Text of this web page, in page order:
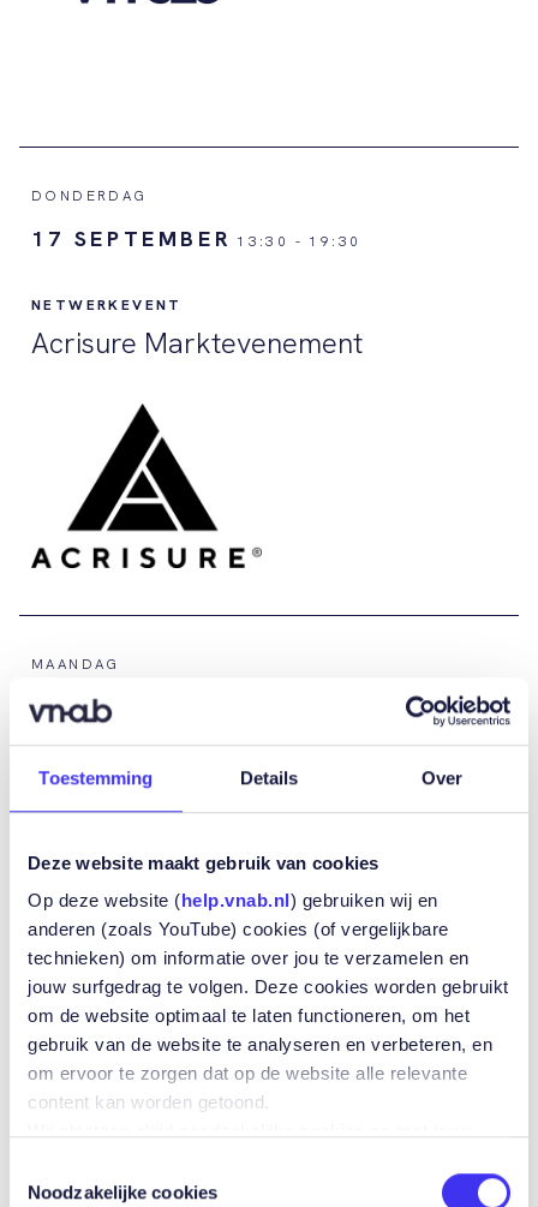
Toestemming Details Over
Deze website maakt gebruik van cookies
Op deze website (help.vnab.nl) gebruiken wij en
anderen (zoals YouTube) cookies (of vergelijkbare
technieken) om informatie over jou te verzamelen en
jouw surfgedrag te volgen. Deze cookies worden gebruikt
om de website optimaal te laten functioneren, om het
gebruik van de website te analyseren en verbeteren, en
om ervoor te zorgen dat op de website alle relevante
content kan worden getoond.
cookies die jouw voorkeuren bijhouden, analytische
Noodzakelijke cookies
DONDERDAG
17 SEPTEMBER 13:30 - 19:30
NETWERKEVENT
Acrisure Marktevenement
MAANDAG
21 SEPTEMBER
LUNCH & LEARN
Lunch & Learn
AI in de verzekeringsmarkt